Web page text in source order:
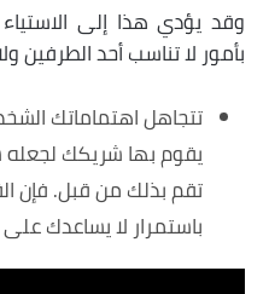
وقد يؤدي هذا إلى
بأمور لا تناسب أحد الطرفين
تتجاهل اهتماماتك
يقوم بها شريكك
تقم بذلك من قبل. فإن
باستمرار لا يساعدك